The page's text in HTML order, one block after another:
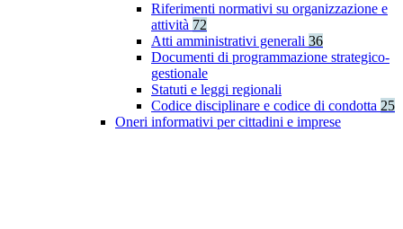
Riferimenti normativi su organizzazione e
attività 72
Atti amministrativi generali 36
Documenti di programmazione strategico-
gestionale
Statuti e leggi regionali
Codice disciplinare e codice di condotta 25
Oneri informativi per cittadini e imprese